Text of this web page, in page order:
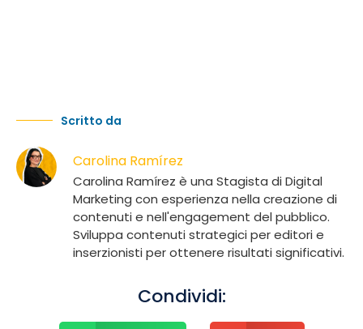
Scritto da
Carolina Ramírez
Carolina Ramírez è una Stagista di Digital
Marketing con esperienza nella creazione di
contenuti e nell'engagement del pubblico.
Sviluppa contenuti strategici per editori e
inserzionisti per ottenere risultati significativi.
Condividi: